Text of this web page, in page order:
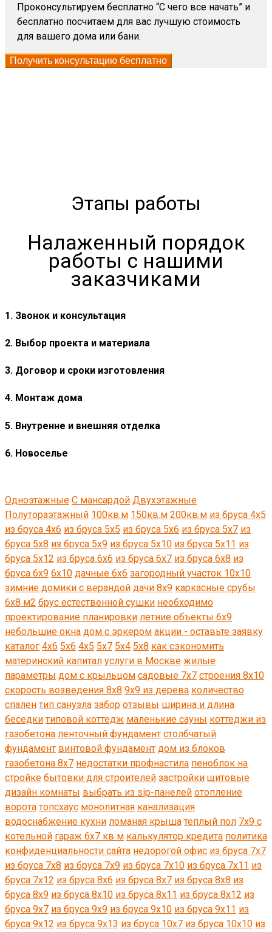
Проконсультируем бесплатно “С чего все начать” и
бесплатно посчитаем для вас лучшую стоимость
для вашего дома или бани.
Получить консультацию бесплатно
Этапы работы
Налаженный порядок
работы с нашими
заказчиками
1. Звонок и консультация
2. Выбор проекта и материала
3. Договор и сроки изготовления
4. Монтаж дома
5. Внутренне и внешняя отделка
6. Новоселье
Одноэтажные С мансардой Двухэтажные
Полутораэтажный 100кв.м 150кв.м 200кв.м из бруса 4x5
из бруса 4x6 из бруса 5x5 из бруса 5x6 из бруса 5x7 из
бруса 5x8 из бруса 5х9 из бруса 5х10 из бруса 5х11 из
бруса 5х12 из бруса 6x6 из бруса 6x7 из бруса 6x8 из
бруса 6x9 6x10 дачные 6х6 загородный участок 10х10
зимние домики c верандой дачи 8х9 каркасные срубы
6х8 м2 брус естественной сушки необходимо
проектирование планировки летние объекты 6х9
небольшие окна дом с эркером акции - оставьте заявку
каталог 4х6 5х6 4х5 5х7 5х4 5х8 как сэкономить
материнский капитал услуги в Москве жилые
параметры дом с крыльцом садовые 7х7 строения 8х10
скорость возведения 8x8 9х9 из дерева количество
спален тип санузла забор отзывы ширина и длина
беседки типовой коттедж маленькие сауны коттеджи из
газобетона ленточный фундамент столбчатый
фундамент винтовой фундамент дом из блоков
газобетона 8х7 недостатки профнастила пеноблок на
стройке бытовки для строителей застройки щитовые
дизайн комнаты выбрать из sip-панелей отопление
ворота топсхаус монолитная канализация
водоснабжение кухни ломаная крыша теплый пол 7х9 с
котельной гараж 6х7 кв м калькулятор кредита политика
конфиденциальности сайта недорогой офис из бруса 7x7
из бруса 7х8 из бруса 7x9 из бруса 7х10 из бруса 7х11 из
бруса 7x12 из бруса 8х6 из бруса 8x7 из бруса 8х8 из
бруса 8x9 из бруса 8x10 из бруса 8х11 из бруса 8х12 из
бруса 9х7 из бруса 9x9 из бруса 9х10 из бруса 9х11 из
бруса 9х12 из бруса 9x13 из бруса 10х7 из бруса 10x10 из